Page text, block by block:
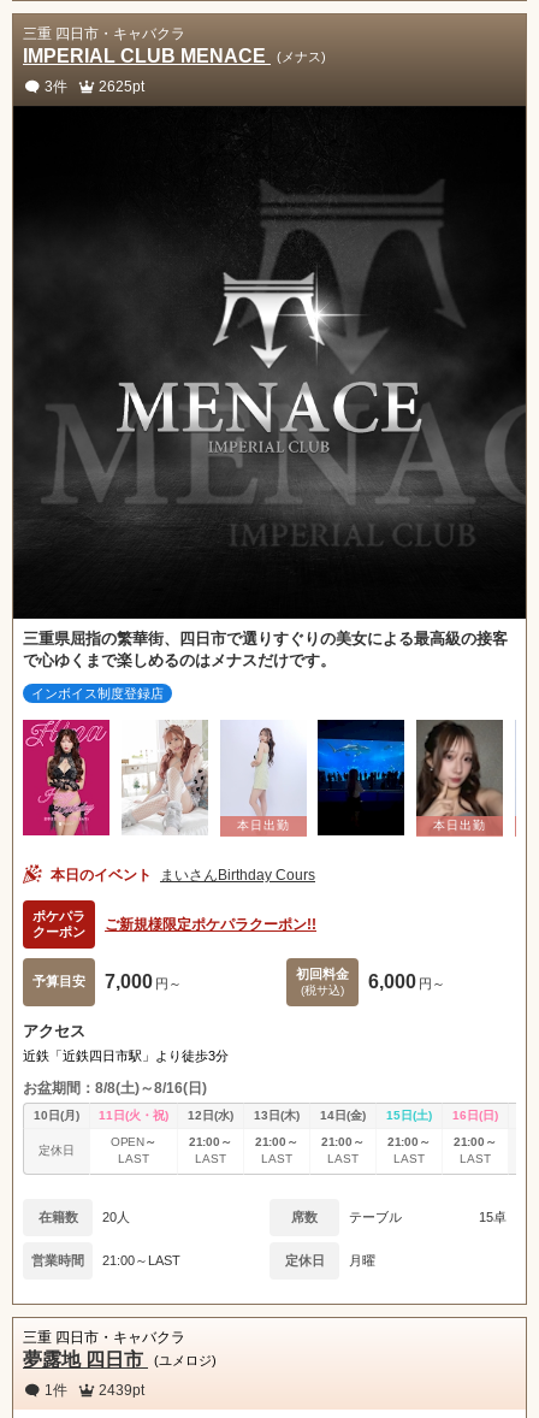
三重 四日市・キャバクラ
IMPERIAL CLUB MENACE (メナス)
3件 2625pt
三重県屈指の繁華街、四日市で選りすぐりの美女による最高級の接客
で心ゆくまで楽しめるのはメナスだけです。
インボイス制度登録店
本日のイベント まいさんBirthday Cours
ポケパラ
クーポン
ご新規様限定ポケパラクーポン!!
予算目安 7,000 円～
初回料金
(税サ込) 6,000 円～
アクセス
近鉄「近鉄四日市駅」より徒歩3分
お盆期間：8/8(土)～8/16(日)
10日(月) 11日(火・祝) 12日(水) 13日(木) 14日(金) 15日(土) 16日(日)
定休日
OPEN～
LAST
21:00～
LAST
21:00～
LAST
21:00～
LAST
21:00～
LAST
21:00～
LAST
在籍数 20人 席数 テーブル 15卓
営業時間 21:00～LAST 定休日 月曜
三重 四日市・キャバクラ
夢露地 四日市 (ユメロジ)
1件 2439pt